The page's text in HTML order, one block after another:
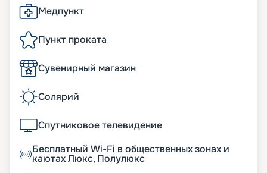
Медпункт
Пункт проката
Сувенирный магазин
Солярий
Спутниковое телевидение
Бесплатный Wi-Fi в общественных зонах и
каютах Люкс, Полулюкс